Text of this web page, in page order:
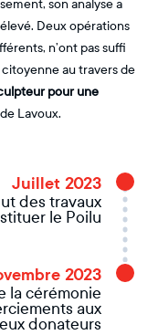
son analyse a
Deux opérations
n’ont pas suffi
au travers de
pour une
Lavoux.
Juillet 2023
des travaux
le Poilu
2023
la cérémonie
aux
donateurs